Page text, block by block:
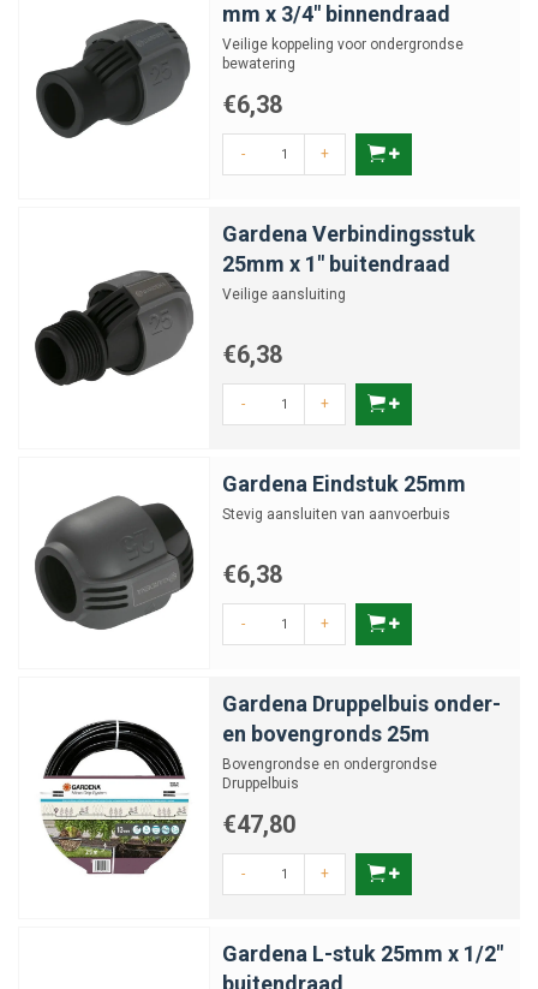
mm x 3/4" binnendraad
Veilige koppeling voor ondergrondse
bewatering
€6,38
- +
Gardena Verbindingsstuk
25mm x 1" buitendraad
Veilige aansluiting
€6,38
- +
Gardena Eindstuk 25mm
Stevig aansluiten van aanvoerbuis
€6,38
- +
Gardena Druppelbuis onder-
en bovengronds 25m
Bovengrondse en ondergrondse
Druppelbuis
€47,80
- +
Gardena L-stuk 25mm x 1/2"
buitendraad